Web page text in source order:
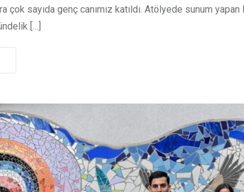
çok sayıda genç canımız katıldı. Atölyede sunum
[…]